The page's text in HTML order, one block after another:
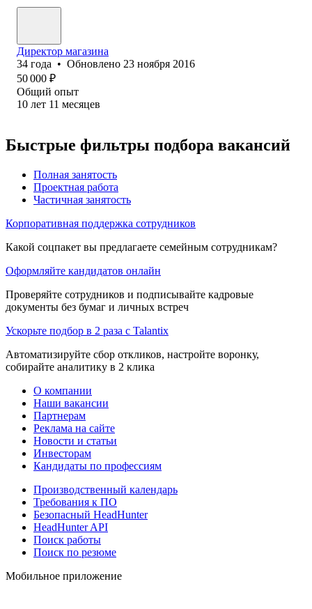
Директор магазина
34 года • Обновлено 23 ноября 2016
50 000 ₽
Общий опыт
10 лет 11 месяцев
Быстрые фильтры подбора вакансий
Полная занятость
Проектная работа
Частичная занятость
Корпоративная поддержка сотрудников
Какой соцпакет вы предлагаете семейным сотрудникам?
Оформляйте кандидатов онлайн
Проверяйте сотрудников и подписывайте кадровые
документы без бумаг и личных встреч
Ускорьте подбор в 2 раза с Talantix
Автоматизируйте сбор откликов, настройте воронку,
собирайте аналитику в 2 клика
О компании
Наши вакансии
Партнерам
Реклама на сайте
Новости и статьи
Инвесторам
Кандидаты по профессиям
Производственный календарь
Требования к ПО
Безопасный HeadHunter
HeadHunter API
Поиск работы
Поиск по резюме
Мобильное приложение